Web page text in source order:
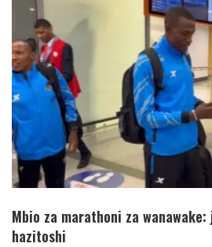
Mbio za marathoni za
hazitoshi